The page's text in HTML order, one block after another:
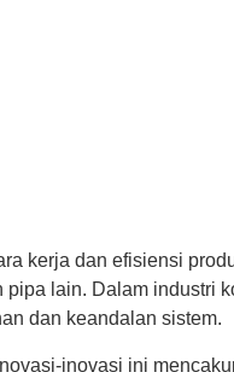
kerja dan efisiensi
lain. Dalam industri
dan keandalan sistem.
inovasi ini